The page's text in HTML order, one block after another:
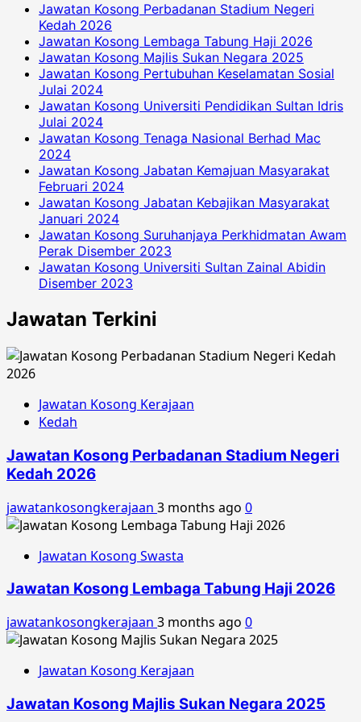
Jawatan Kosong Perbadanan Stadium Negeri
Kedah 2026
Jawatan Kosong Lembaga Tabung Haji 2026
Jawatan Kosong Majlis Sukan Negara 2025
Jawatan Kosong Pertubuhan Keselamatan Sosial
Julai 2024
Jawatan Kosong Universiti Pendidikan Sultan Idris
Julai 2024
Jawatan Kosong Tenaga Nasional Berhad Mac
2024
Jawatan Kosong Jabatan Kemajuan Masyarakat
Februari 2024
Jawatan Kosong Jabatan Kebajikan Masyarakat
Januari 2024
Jawatan Kosong Suruhanjaya Perkhidmatan Awam
Perak Disember 2023
Jawatan Kosong Universiti Sultan Zainal Abidin
Disember 2023
Jawatan Terkini
Jawatan Kosong Kerajaan
Kedah
Jawatan Kosong Perbadanan Stadium Negeri
Kedah 2026
jawatankosongkerajaan 3 months ago 0
Jawatan Kosong Swasta
Jawatan Kosong Lembaga Tabung Haji 2026
jawatankosongkerajaan 3 months ago 0
Jawatan Kosong Kerajaan
Jawatan Kosong Majlis Sukan Negara 2025